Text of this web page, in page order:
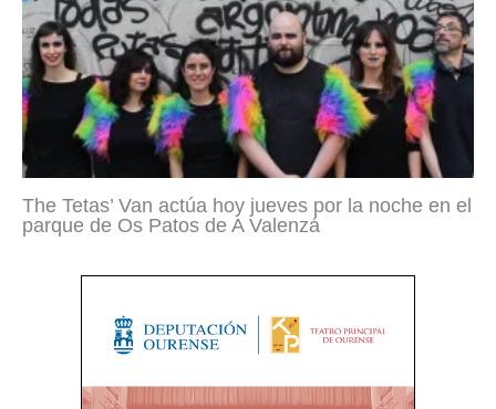
The Tetas’ Van actúa hoy jueves por la noche en el
parque de Os Patos de A Valenzá